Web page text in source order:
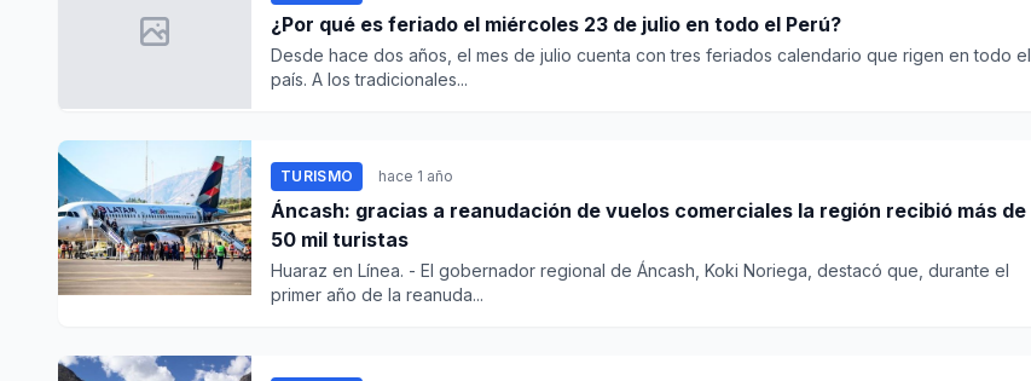
¿Por qué es feriado el miércoles 23 de julio en todo el Perú?
Desde hace dos años, el mes de julio cuenta con tres feriados calendario que rigen en todo el
país. A los tradicionales...
TURISMO hace 1 año
Áncash: gracias a reanudación de vuelos comerciales la región recibió más de
50 mil turistas
Huaraz en Línea. - El gobernador regional de Áncash, Koki Noriega, destacó que, durante el
primer año de la reanuda...